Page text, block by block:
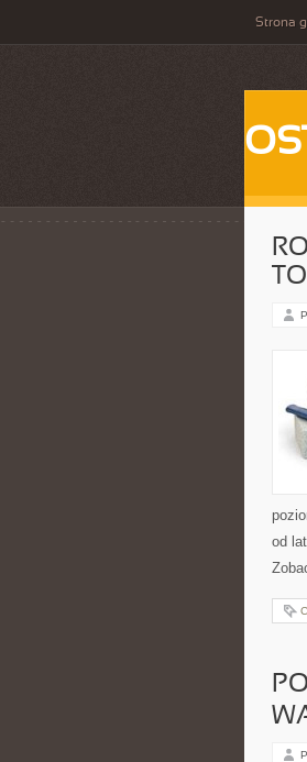
Strona
od